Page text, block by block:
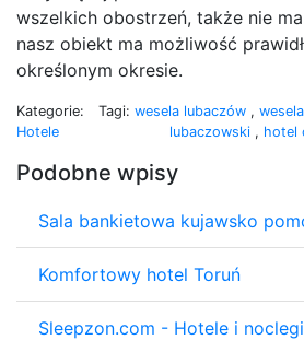
wszelkich obostrzeń, także nie
nasz obiekt ma możliwość
określonym okresie.
Kategorie:
Hotele
Tagi: wesela lubaczów ,
lubaczowski , hotel
Podobne wpisy
Sala bankietowa kujawsko
Komfortowy hotel Toruń
Sleepzon.com - Hotele i